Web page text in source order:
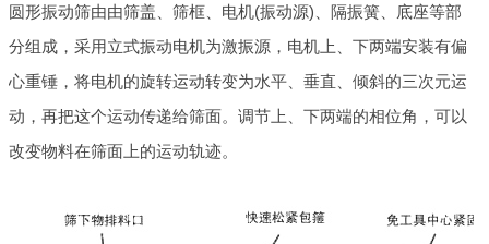
圆形振动筛由由筛盖、筛框、电机(振动源)、隔振簧、底座等部
分组成，采用立式振动电机为激振源，电机上、下两端安装有偏
心重锤，将电机的旋转运动转变为水平、垂直、倾斜的三次元运
动，再把这个运动传递给筛面。调节上、下两端的相位角，可以
改变物料在筛面上的运动轨迹。